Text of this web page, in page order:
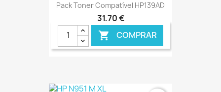
Pack Toner Compatível HP139AD
31,70 €
 COMPRAR